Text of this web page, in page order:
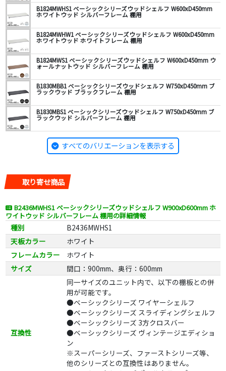
B1824MWHS1 ベーシックシリーズウッドシェルフ W600xD450mm
ホワイトウッド シルバーフレーム 棚用
B1824MWHW1 ベーシックシリーズウッドシェルフ W600xD450mm
ホワイトウッド ホワイトフレーム 棚用
B1824MWS1 ベーシックシリーズウッドシェルフ W600xD450mm ウ
ォールナットウッド シルバーフレーム 棚用
B1830MBB1 ベーシックシリーズウッドシェルフ W750xD450mm ブ
ラックウッド ブラックフレーム 棚用
B1830MBS1 ベーシックシリーズウッドシェルフ W750xD450mm ブ
ラックウッド シルバーフレーム 棚用
すべてのバリエーションを表示する
取り寄せ商品
B2436MWHS1 ベーシックシリーズウッドシェルフ W900xD600mm ホ
ワイトウッド シルバーフレーム 棚用の詳細情報
種別
B2436MWHS1
天板カラー
ホワイト
フレームカラー
ホワイト
サイズ
間口：900mm、奥行：600mm
互換性
同一サイズのユニット内で、以下の棚板との併
用が可能です。
●ベーシックシリーズ ワイヤーシェルフ
●ベーシックシリーズ スライディングシェルフ
●ベーシックシリーズ 3方クロスバー
●ベーシックシリーズ ヴィンテージエディショ
ン
※スーパーシリーズ、ファーストシリーズ等、
他のシリーズとの互換性はありません。